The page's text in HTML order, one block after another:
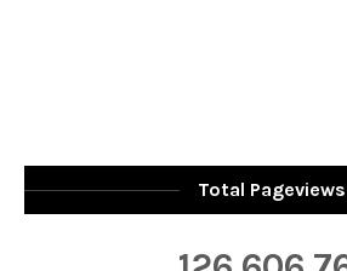
Total Pageviews